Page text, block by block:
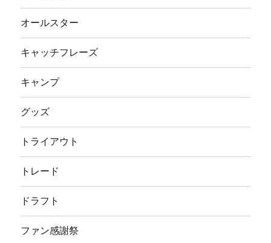
オールスター
キャッチフレーズ
キャンプ
グッズ
トライアウト
トレード
ドラフト
ファン感謝祭